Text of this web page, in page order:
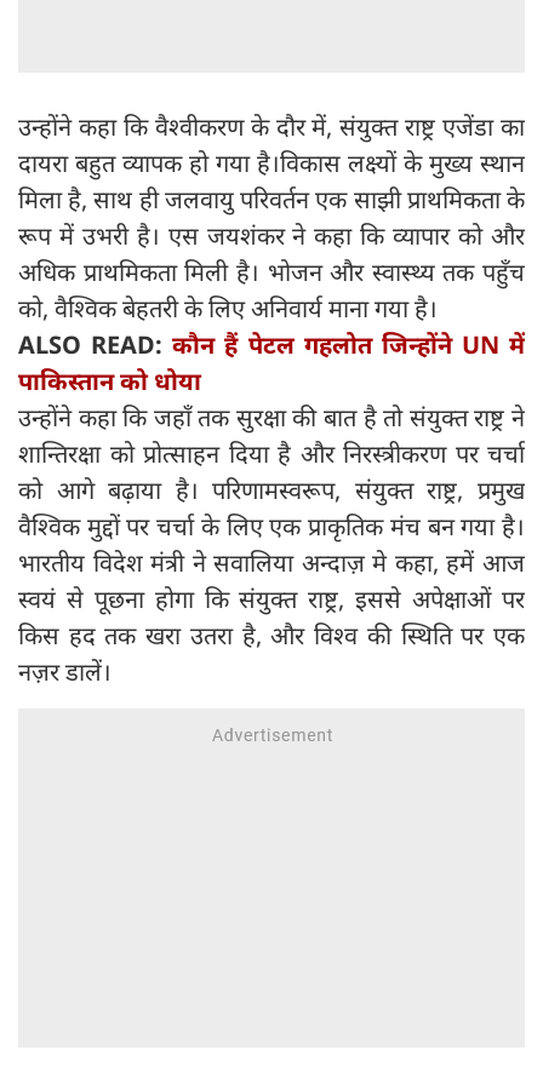
उन्होंने कहा कि वैश्वीकरण के दौर में, संयुक्त राष्ट्र एजेंडा का
दायरा बहुत व्यापक हो गया है।विकास लक्ष्यों के मुख्य स्थान
मिला है, साथ ही जलवायु परिवर्तन एक साझी प्राथमिकता के
रूप में उभरी है। एस जयशंकर ने कहा कि व्यापार को और
अधिक प्राथमिकता मिली है। भोजन और स्वास्थ्य तक पहुँच
को, वैश्विक बेहतरी के लिए अनिवार्य माना गया है।
ALSO READ:कौन हैं पेटल गहलोत जिन्होंने UN में
पाकिस्तान को धोया
उन्होंने कहा कि जहाँ तक सुरक्षा की बात है तो संयुक्त राष्ट्र ने
शान्तिरक्षा को प्रोत्साहन दिया है और निरस्त्रीकरण पर चर्चा
को आगे बढ़ाया है। परिणामस्वरूप, संयुक्त राष्ट्र, प्रमुख
वैश्विक मुद्दों पर चर्चा के लिए एक प्राकृतिक मंच बन गया है।
भारतीय विदेश मंत्री ने सवालिया अन्दाज़ मे कहा, हमें आज
स्वयं से पूछना होगा कि संयुक्त राष्ट्र, इससे अपेक्षाओं पर
किस हद तक खरा उतरा है, और विश्व की स्थिति पर एक
नज़र डालें।